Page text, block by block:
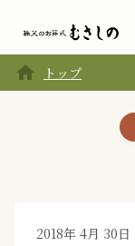
home トップ
2018年 4月 30日